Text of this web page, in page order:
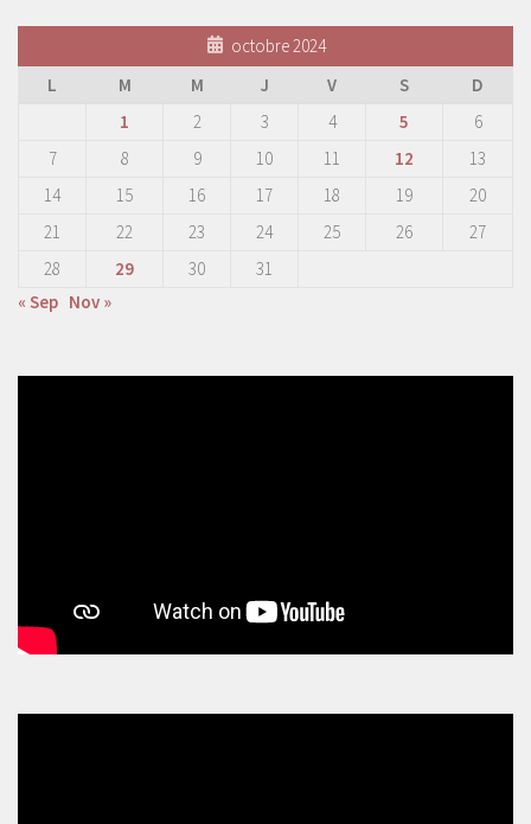
octobre 2024
L
M M J V S
D
1
2 3 4 5
6
7
8 9 10 11 12
13
14
15 16 17 18 19
20
21
22 23 24 25 26
27
28
29 30
31
« Sep Nov »